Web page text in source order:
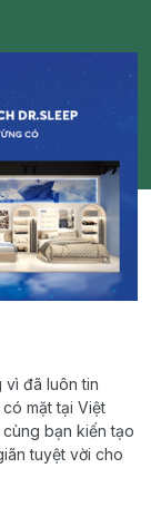
vì đã luôn tin
mặt tại Việt
cùng bạn kiến tạo
tuyệt vời cho